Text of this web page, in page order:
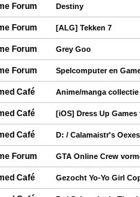
Forum Destiny
Forum [ALG] Tekken 7
Forum Grey Goo
Forum Spelcomputer en
Café Anime/manga collectie
Café [iOS] Dress Up
Café D: / Calamaistr's
Forum GTA Online Crew
Café Gezocht Yo-Yo Girl